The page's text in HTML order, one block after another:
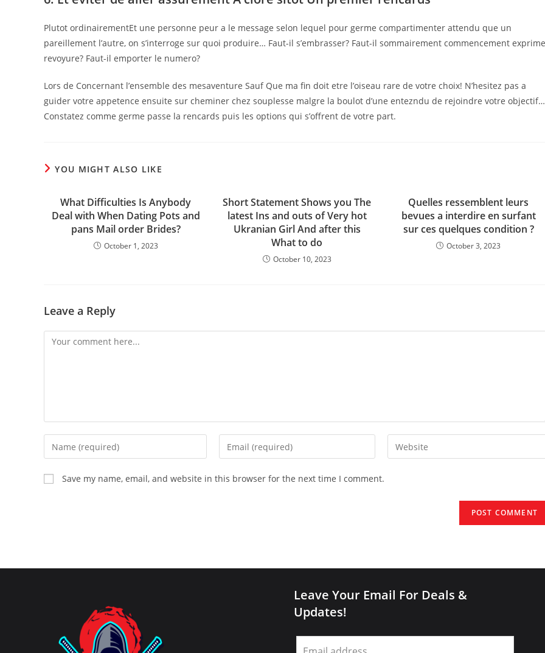
Plutot ordinairementEt une personne peur a le message selon lequel pour germe compartimenter attendu que un
pareillement l’autre, on s’interroge sur quoi produire… Faut-il s’embrasser? Faut-il sommairement commencement
revoyure? Faut-il emporter le numero?
Lors de Concernant l’ensemble des mesaventure Sauf Que ma fin doit etre l’oiseau rare de votre choix! N’hesitez pas a
guider votre appetence ensuite sur cheminer chez souplesse malgre la boulot d’une entezndu de rejoindre votre objectif…
Constatez comme germe passe la rencards puis les options qui s’offrent de votre part.
YOU MIGHT ALSO LIKE
What Difficulties Is Anybody
Deal with When Dating Pots and
pans Mail order Brides?
October 1, 2023
Short Statement Shows you The
latest Ins and outs of Very hot
Ukranian Girl And after this
What to do
October 10, 2023
Quelles ressemblent leurs
bevues a interdire en surfant
sur ces quelques condition ?
October 3, 2023
Leave a Reply
Comment
Enter
your
name
or
Enter
your
Enter
your
Save my name, email, and website in this browser for the next time I comment.
Leave Your Email For Deals &
Updates!
Leave